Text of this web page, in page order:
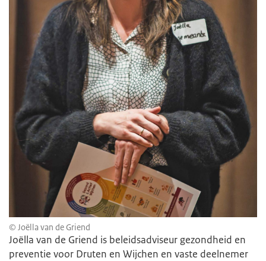
© Joëlla van de Griend
Joëlla van de Griend is beleidsadviseur gezondheid en
preventie voor Druten en Wijchen en vaste deelnemer